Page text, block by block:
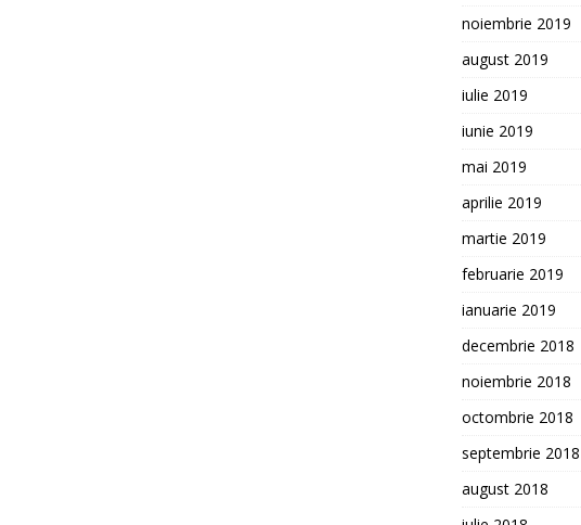
noiembrie 2019
august 2019
iulie 2019
iunie 2019
mai 2019
aprilie 2019
martie 2019
februarie 2019
ianuarie 2019
decembrie 2018
noiembrie 2018
octombrie 2018
septembrie 2018
august 2018